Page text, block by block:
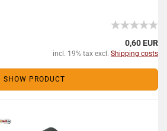
0,60 EUR
incl. 19% tax excl. Shipping costs
SHOW PRODUCT